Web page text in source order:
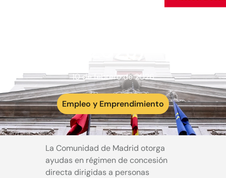
certificados
10 de febrero de 2026
Empleo y Emprendimiento
La Comunidad de Madrid otorga
ayudas en régimen de concesión
directa dirigidas a personas